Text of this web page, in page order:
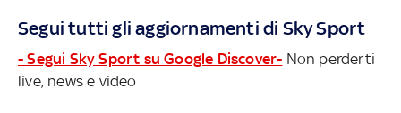
Segui tutti gli aggiornamenti di Sky Sport
- Segui Sky Sport su Google Discover- Non perderti
live, news e video